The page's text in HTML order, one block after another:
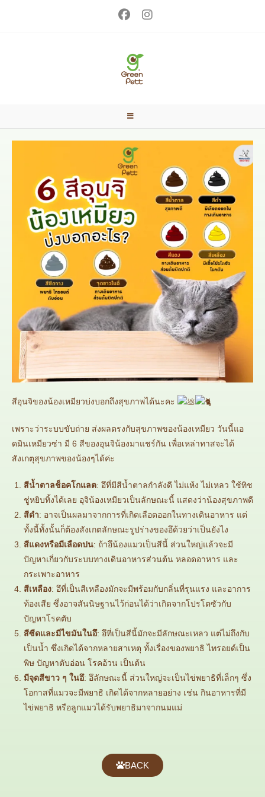
สีอุนจิของน้องเหมียวบ่งบอกถึงสุขภาพได้นะคะ
เพราะว่าระบบขับถ่าย ส่งผลตรงกับสุขภาพของน้องเหมียว วันนี้แอ
ดมินเหมียวซ่า มี 6 สีของอุนจิน้องมาแชร์กัน เพื่อเหล่าทาสจะได้
สังเกตุสุขภาพของน้องๆได้ค่ะ
สีน้ำตาลช็อคโกแลต: อึที่มีสีน้ำตาลกำลังดี ไม่แห้ง ไม่เหลว ใช้ทิช
ชู่หยิบทิ้งได้เลย อุจิน้องเหมียวเป็นลักษณะนี้ แสดงว่าน้องสุขภาพดี
สีดำ: อาจเป็นผลมาจากการที่เกิดเลือดออกในทางเดินอาหาร แต่
ทั้งนี้ทั้งนั้นก็ต้องสังเกตลักษณะรูปร่างของอึด้วยว่าเป็นยังไง
สีแดงหรือมีเลือดปน: ถ้าอึน้องแมวเป็นสีนี้ ส่วนใหญ่แล้วจะมี
ปัญหาเกี่ยวกับระบบทางเดินอาหารส่วนต้น หลอดอาหาร และ
กระเพาะอาหาร
สีเหลือง: อึที่เป็นสีเหลืองมักจะมีพร้อมกับกลิ่นที่รุนแรง และอาการ
ท้องเสีย ซึ่งอาจสันนิษฐานไว้ก่อนได้ว่าเกิดจากโปรโตซัวกับ
ปัญหาโรคตับ
สีซีดและมีไขมันในอึ: อึที่เป็นสีนี้มักจะมีลักษณะเหลว แต่ไม่ถึงกับ
เป็นน้ำ ซึ่งเกิดได้จากหลายสาเหตุ ทั้งเรื่องของพยาธิ ไทรอยด์เป็น
พิษ ปัญหาตับอ่อน โรคอ้วน เป็นต้น
มีจุดสีขาว ๆ ในอึ: อึลักษณะนี้ ส่วนใหญ่จะเป็นไข่พยาธิที่เล็กๆ ซึ่ง
โอกาสที่แมวจะมีพยาธิ เกิดได้จากหลายอย่าง เช่น กินอาหารที่มี
ไข่พยาธิ หรือลูกแมวได้รับพยาธิมาจากนมแม่
BACK